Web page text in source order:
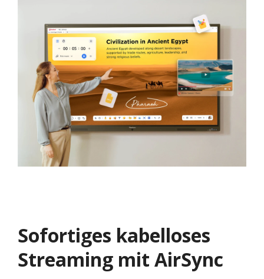
Sofortiges kabelloses
Streaming mit AirSync